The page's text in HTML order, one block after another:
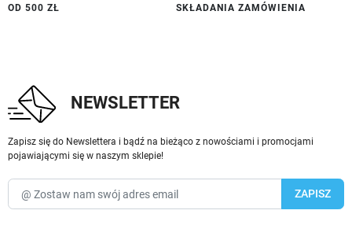
OD 500 ZŁ
SKŁADANIA ZAMÓWIENIA
NEWSLETTER
Zapisz się do Newslettera i bądź na bieżąco z nowościami i promocjami
pojawiającymi się w naszym sklepie!